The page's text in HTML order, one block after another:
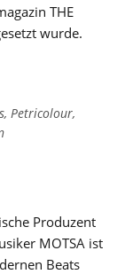
THE
wurde.
, Petricolour,
Produzent
MOTSA ist
Beats